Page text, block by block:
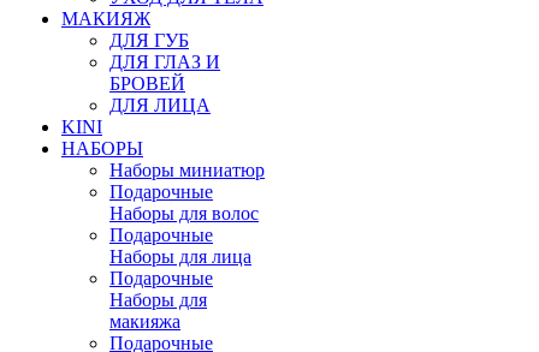
МАКИЯЖ
ДЛЯ ГУБ
ДЛЯ ГЛАЗ И
БРОВЕЙ
ДЛЯ ЛИЦА
KINI
НАБОРЫ
Наборы миниатюр
Подарочные
Наборы для волос
Подарочные
Наборы для лица
Подарочные
Наборы для
макияжа
Подарочные